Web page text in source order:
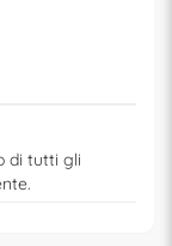
di tutti gli